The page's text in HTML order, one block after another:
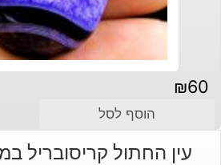
₪60
הוסף לסל
עין החתול קריסובריל במשקל: